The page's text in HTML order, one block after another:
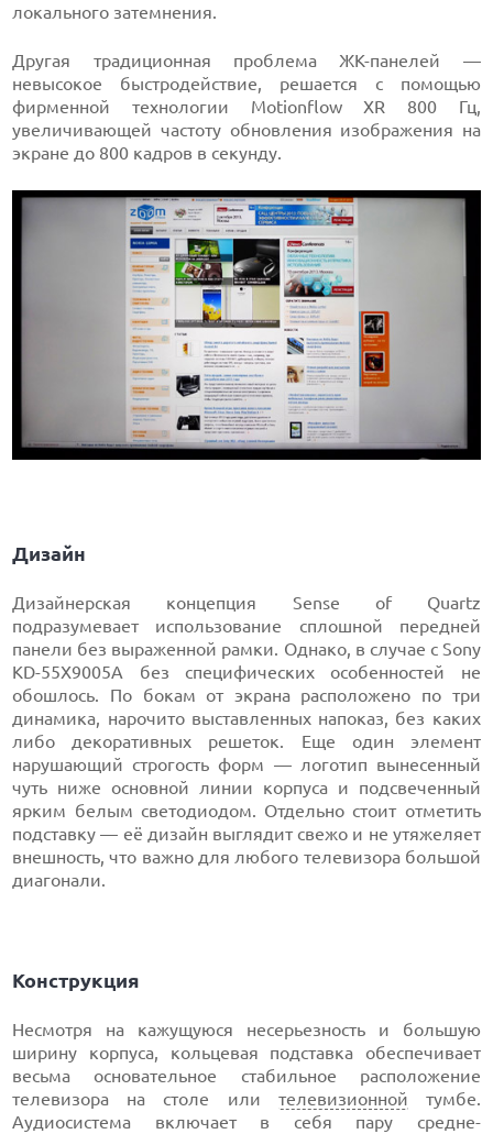
локального затемнения.
Другая традиционная проблема ЖК-панелей —
невысокое быстродействие, решается с помощью
фирменной технологии Motionflow XR 800 Гц,
увеличивающей частоту обновления изображения на
экране до 800 кадров в секунду.
Дизайн
Дизайнерская концепция Sense of Quartz
подразумевает использование сплошной передней
панели без выраженной рамки. Однако, в случае с Sony
KD-55X9005A без специфических особенностей не
обошлось. По бокам от экрана расположено по три
динамика, нарочито выставленных напоказ, без каких
либо декоративных решеток. Еще один элемент
нарушающий строгость форм — логотип вынесенный
чуть ниже основной линии корпуса и подсвеченный
ярким белым светодиодом. Отдельно стоит отметить
подставку — её дизайн выглядит свежо и не утяжеляет
внешность, что важно для любого телевизора большой
диагонали.
Конструкция
Несмотря на кажущуюся несерьезность и большую
ширину корпуса, кольцевая подставка обеспечивает
весьма основательное стабильное расположение
телевизора на столе или телевизионной тумбе.
Аудиосистема включает в себя пару средне-